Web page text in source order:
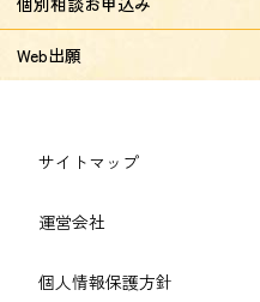
Web出願
サイトマップ
運営会社
個人情報保護方針